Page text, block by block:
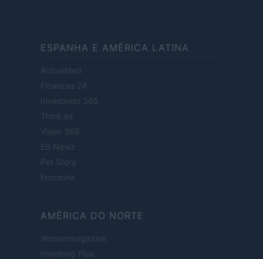
ESPANHA E AMÉRICA LATINA
Actualidad
Finanzas 24
Investindo 365
Think.es
Viajar 365
ES Newz
Pet Story
Encocina
AMÉRICA DO NORTE
Womanmagazine
Investing Plus